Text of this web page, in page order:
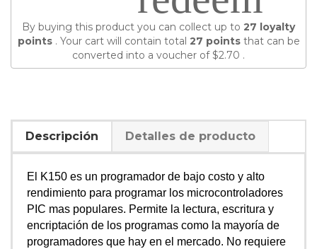
By buying this product you can collect up to 27 loyalty
points. Your cart will contain total 27 pointsthat can be
converted into a voucher of$2.70 .
Descripción Detalles de producto
El K150 es un programador de bajo costo y alto
rendimiento para programar los microcontroladores
PIC mas populares. Permite la lectura, escritura y
encriptación de los programas como la mayoría de
programadores que hay en el mercado. No requiere